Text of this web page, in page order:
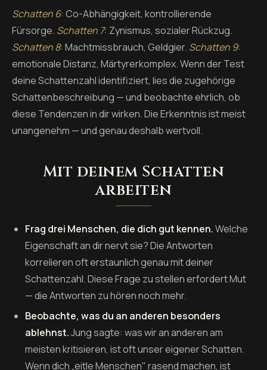
Schatten 6: Co-Abhängigkeit, kontrollierende
Fürsorge. Schatten 7: Zynismus, sozialer Rückzug.
Schatten 8: Machtmissbrauch, Geldgier. Schatten 9:
emotionale Distanz, Märtyrerkomplex. Wenn der Test
deine Schattenzahl identifiziert, lies die zugehörige
Schattenbeschreibung — und beobachte ehrlich, ob
diese Tendenzen in dir wirken. Die Erkenntnis ist meist
unangenehm — und genau deshalb wertvoll.
Mit deinem Schatten
arbeiten
Frag drei Menschen, die dich gut kennen.Welche
Eigenschaft an dir nervt sie? Die Antworten
korrelieren oft erstaunlich genau mit deiner
Schattenzahl. Diese Frage zu stellen erfordert Mut
— die Antworten zu hören noch mehr.
Beobachte, was du an anderen besonders
ablehnst.Jung sagte: was wir an anderen am
meisten kritisieren, ist oft unser eigener Schatten.
Wenn dich „eitle Menschen" rasend machen, ist